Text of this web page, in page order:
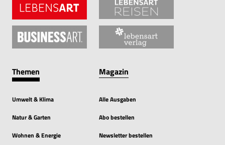
Themen
Umwelt & Klima
Natur & Garten
Wohnen & Energie
Magazin
Alle Ausgaben
Abo bestellen
Newsletter bestellen